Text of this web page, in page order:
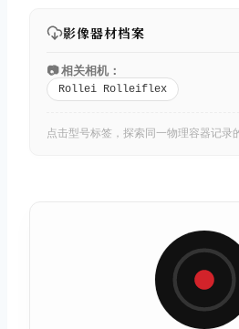
影像器材档案
📷 相关相机：
Rollei Rolleiflex
点击型号标签，探索同一物理容器记录